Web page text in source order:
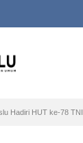
Hadiri HUT ke-78 TNI